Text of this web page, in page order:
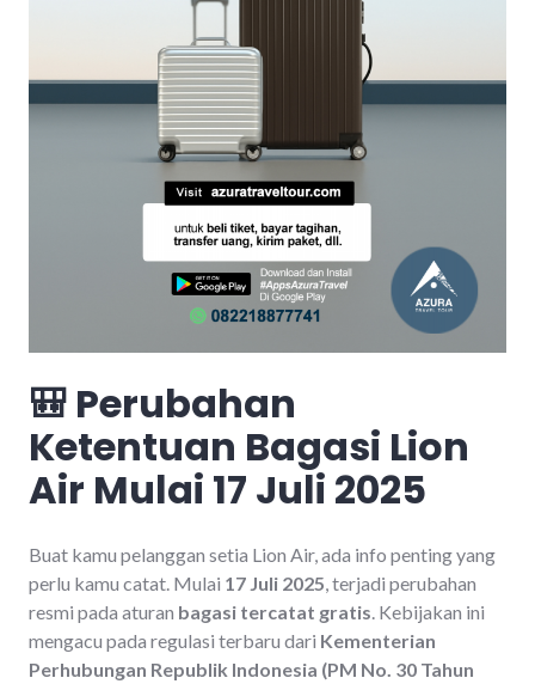
🎒 Perubahan
Ketentuan Bagasi Lion
Air Mulai 17 Juli 2025
Buat kamu pelanggan setia Lion Air, ada info penting yang
perlu kamu catat. Mulai 17 Juli 2025 , terjadi perubahan
resmi pada aturan bagasi tercatat gratis . Kebijakan ini
mengacu pada regulasi terbaru dari Kementerian
Perhubungan Republik Indonesia (PM No. 30 Tahun